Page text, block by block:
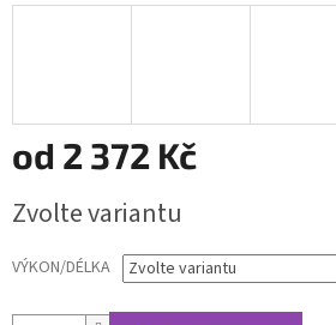
od 2 372 Kč
cena:
Zvolte variantu
VÝKON/DÉLKA